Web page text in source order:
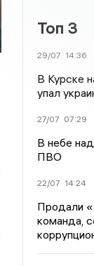
Топ 3
29/07 14:36
В Курске
упал
27/07 07:29
В небе
ПВО
22/07 14:24
Продали
команда,